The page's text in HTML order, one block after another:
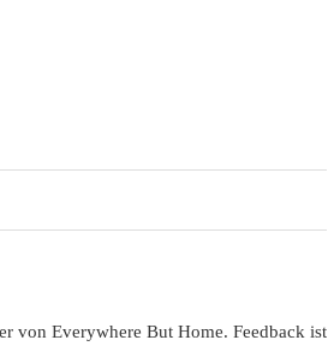
von Everywhere But Home. Feedback ist